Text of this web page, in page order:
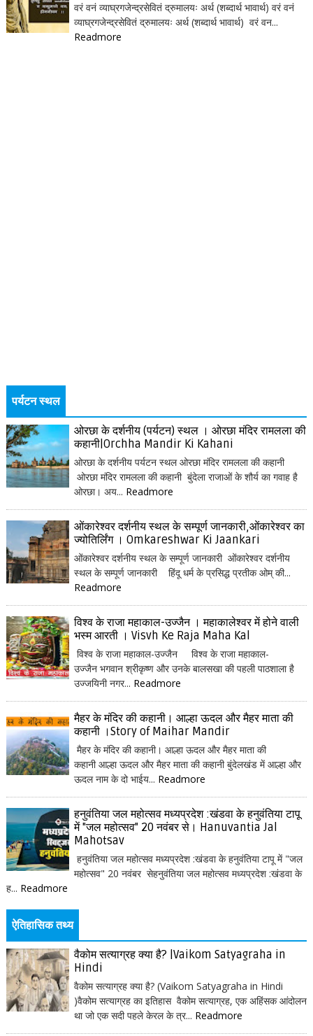
वरं वनं व्याघ्रगजेन्द्रसेवितं द्रुमालयः अर्थ (शब्दार्थ भावार्थ) वरं वनं
व्याघ्रगजेन्द्रसेवितं द्रुमालयः अर्थ (शब्दार्थ भावार्थ) वरं वन...
Readmore
पर्यटन स्थल
ओरछा के दर्शनीय (पर्यटन) स्थल । ओरछा मंदिर रामलला की
कहानी|Orchha Mandir Ki Kahani
ओरछा के दर्शनीय पर्यटन स्थल ओरछा मंदिर रामलला की कहानी
ओरछा मंदिर रामलला की कहानी बुंदेला राजाओं के शौर्य का गवाह है
ओरछा। अय... Readmore
ओंकारेश्वर दर्शनीय स्थल के सम्पूर्ण जानकारी,ओंकारेश्वर का
ज्योतिर्लिंग । Omkareshwar Ki Jaankari
ओंकारेश्वर दर्शनीय स्थल के सम्पूर्ण जानकारी ओंकारेश्वर दर्शनीय
स्थल के सम्पूर्ण जानकारी हिंदू धर्म के प्रसिद्ध प्रतीक ओम् की...
Readmore
विश्व के राजा महाकाल-उज्जैन । महाकालेश्वर में होने वाली
भस्म आरती । Visvh Ke Raja Maha Kal
विश्व के राजा महाकाल-उज्जैन विश्व के राजा महाकाल-
उज्जैन भगवान श्रीकृष्ण और उनके बालसखा की पहली पाठशाला है
उज्जयिनी नगर... Readmore
मैहर के मंदिर की कहानी। आल्हा ऊदल और मैहर माता की
कहानी ।Story of Maihar Mandir
मैहर के मंदिर की कहानी। आल्हा ऊदल और मैहर माता की
कहानी आल्हा ऊदल और मैहर माता की कहानी बुंदेलखंड में आल्हा और
ऊदल नाम के दो भाईय... Readmore
हनुवंतिया जल महोत्सव मध्यप्रदेश :खंडवा के हनुवंतिया टापू
में "जल महोत्सव" 20 नवंबर से। Hanuvantia Jal
Mahotsav
हनुवंतिया जल महोत्सव मध्यप्रदेश :खंडवा के हनुवंतिया टापू में "जल
महोत्सव" 20 नवंबर सेहनुवंतिया जल महोत्सव मध्यप्रदेश :खंडवा के
ह... Readmore
ऐतिहासिक तथ्य
वैकोम सत्याग्रह क्या है? |Vaikom Satyagraha in
Hindi
वैकोम सत्याग्रह क्या है? (Vaikom Satyagraha in Hindi
)वैकोम सत्याग्रह का इतिहास वैकोम सत्याग्रह, एक अहिंसक आंदोलन
था जो एक सदी पहले केरल के त्र... Readmore